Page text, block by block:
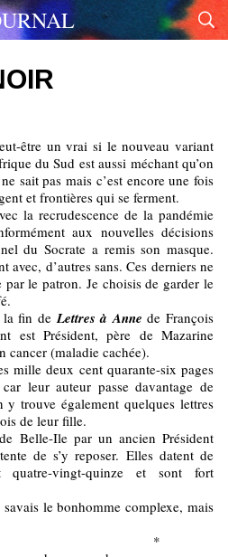
du Sud est aussi méchant qu’on
sait pas mais c’est encore une fois
et frontières qui se ferment.
la recrudescence de la pandémie
aux nouvelles décisions
du Socrate a remis son masque.
avec, d’autres sans. Ces derniers ne
par le patron. Je choisis de garder le
la fin deLettres à Anne de François
est Président, père de Mazarine
cancer (maladie cachée).
mille deux cent quarante-six pages
leur auteur passe davantage de
trouve également quelques lettres
de leur fille.
Belle-Ile par un ancien Président
de s’y reposer. Elles datent de
vingt-quinze et sont fort
le bonhomme complexe, mais